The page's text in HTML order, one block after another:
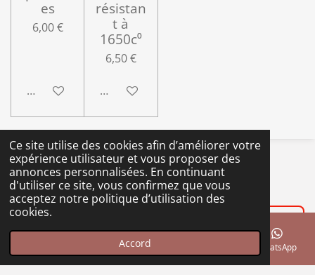
Ce site utilise des cookies afin d’améliorer votre
expérience utilisateur et vous proposer des
annonces personnalisées. En continuant
d'utiliser ce site, vous confirmez que vous
acceptez notre politique d’utilisation des
cookies.
Accord
es
6,00 €
Ajouter au panier
résistan
t à
1650c⁰
6,50 €
Ajouter au panier
Y
o
u
b
e
T
i
k
F
a
o
o
I
n
g
r
Gold Rangers Association
Carte WhatsApp